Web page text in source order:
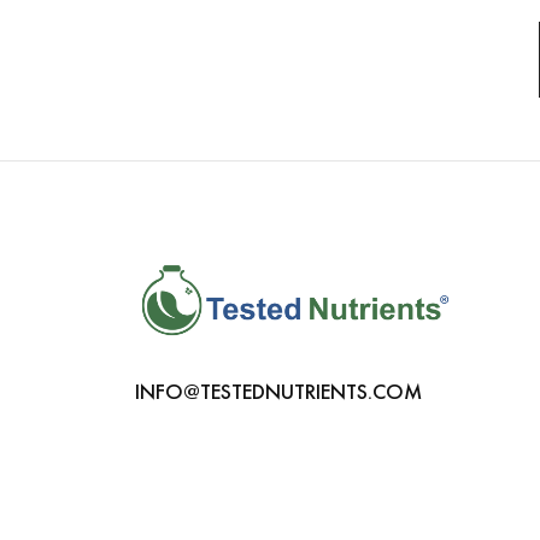
INFO@TESTEDNUTRIENTS.COM